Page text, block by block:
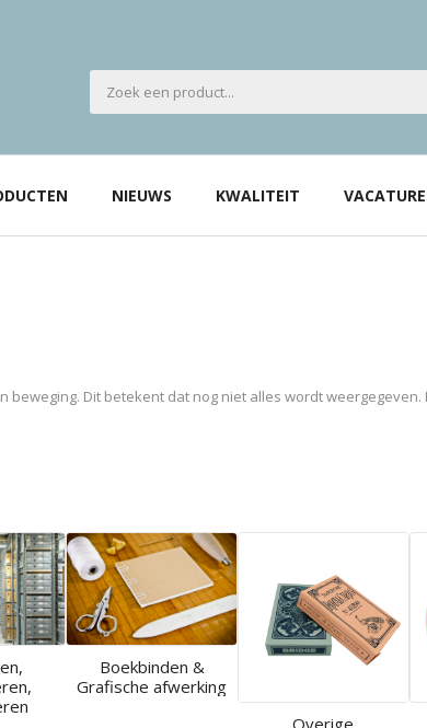
NIEUWS KWALITEIT
beweging. Dit betekent dat nog niet alles wordt
Boekbinden &
Grafische afwerking